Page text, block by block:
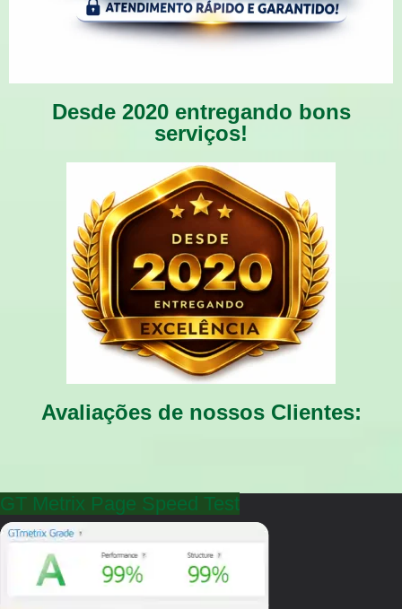
Desde 2020 entregando bons
serviços!
Avaliações de nossos Clientes:
GT Metrix Page Speed Test